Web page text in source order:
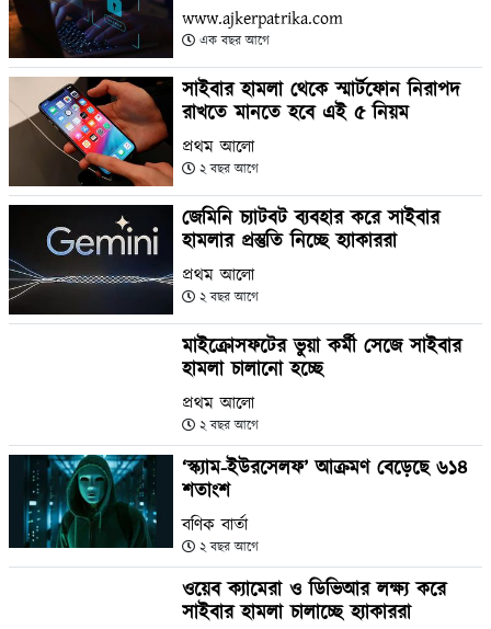
www.ajkerpatrika.com
এক বছর আগে
সাইবার হামলা থেকে স্মার্টফোন নিরাপদ
রাখতে মানতে হবে এই ৫ নিয়ম
প্রথম আলো
২ বছর আগে
জেমিনি চ্যাটবট ব্যবহার করে সাইবার
হামলার প্রস্তুতি নিচ্ছে হ্যাকাররা
প্রথম আলো
২ বছর আগে
মাইক্রোসফটের ভুয়া কর্মী সেজে সাইবার
হামলা চালানো হচ্ছে
প্রথম আলো
২ বছর আগে
‘স্ক্যাম-ইউরসেলফ’ আক্রমণ বেড়েছে ৬১৪
শতাংশ
বণিক বার্তা
২ বছর আগে
ওয়েব ক্যামেরা ও ডিভিআর লক্ষ্য করে
সাইবার হামলা চালাচ্ছে হ্যাকাররা